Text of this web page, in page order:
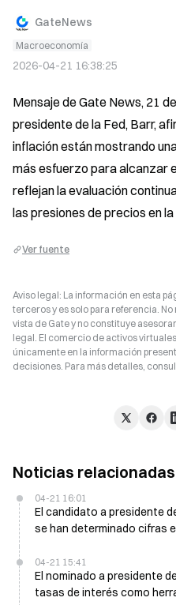
GateNews
Macroeconomía
2026-04-21 16:38:25
Mensaje de Gate News, 21
presidente de la Fed, Barr,
inflación están mostrando
más esfuerzo para alcanzar
reflejan la evaluación
las presiones de precios en
Ver fuente
Aviso legal: La información en esta
terceros y es solo para referencia.
vista de Gate y no constituye
legal. El comercio de activos
únicamente en la información
decisiones. Para más detalles,
Noticias relacionadas
04-21 16:01
El candidato a presidente
se han determinado cifras
04-21 15:41
El nominado a presidente
tasas de interés como